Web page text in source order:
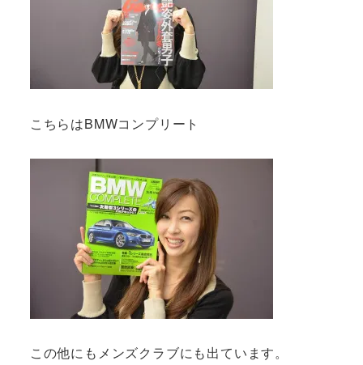
こちらはBMWコンプリート
この他にもメンズクラブにも出ています。